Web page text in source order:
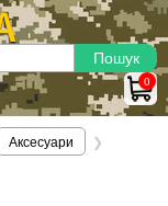
0
Аксесуари
❯